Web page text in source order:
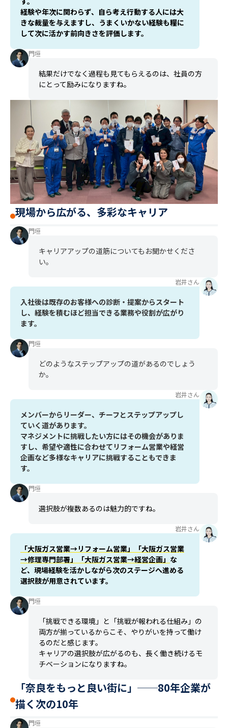
経験や年次に関わらず、自ら考え行動する人には大
きな裁量を与えますし、うまくいかない経験も糧に
して次に活かす前向きさを評価します。
門垣
結果だけでなく過程も見てもらえるのは、社員の方
にとって励みになりますね。
現場から広がる、多彩なキャリア
門垣
キャリアアップの道筋についてもお聞かせくださ
い。
岩井さん
入社後は既存のお客様への診断・提案からスタート
し、経験を積むほど担当できる業務や役割が広がり
ます。
門垣
どのようなステップアップの道があるのでしょう
か。
岩井さん
メンバーからリーダー、チーフとステップアップし
ていく道があります。
マネジメントに挑戦したい方にはその機会がありま
すし、希望や適性に合わせてリフォーム営業や経営
企画など多様なキャリアに挑戦することもできま
す。
門垣
選択肢が複数あるのは魅力的ですね。
岩井さん
「大阪ガス営業→リフォーム営業」「大阪ガス営業
→修理専門部署」「大阪ガス営業→経営企画」 な
ど、現場経験を活かしながら次のステージへ進める
選択肢が用意されています。
門垣
「挑戦できる環境」と「挑戦が報われる仕組み」の
両方が揃っているからこそ、やりがいを持って働け
るのだと感じます。
キャリアの選択肢が広がるのも、長く働き続けるモ
チベーションになりますね。
「奈良をもっと良い街に」──80年企業が
描く次の10年
門垣